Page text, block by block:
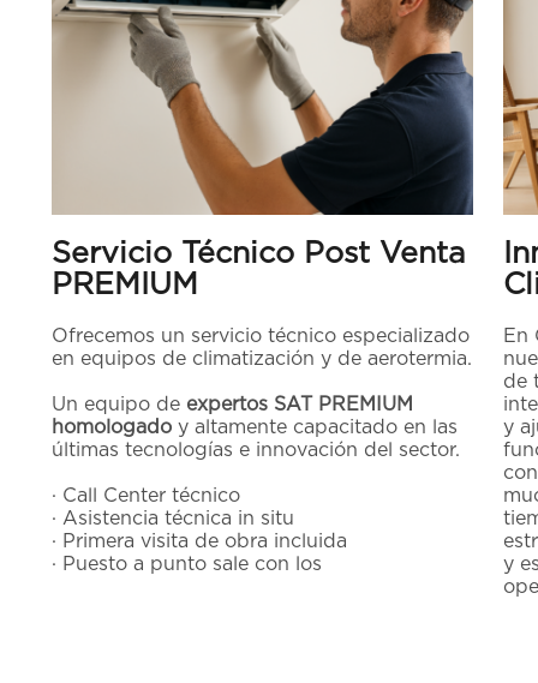
Servicio Técnico Post Venta
PREMIUM
Ofrecemos un servicio técnico especializado
en equipos de climatización y de aerotermia.
Un equipo de expertos SAT PREMIUM
homologado y altamente capacitado en las
últimas tecnologías e innovación del sector.
· Call Center técnico
· Asistencia técnica in situ
· Primera visita de obra incluida
· Puesto a punto sale con los
En
de
y
y